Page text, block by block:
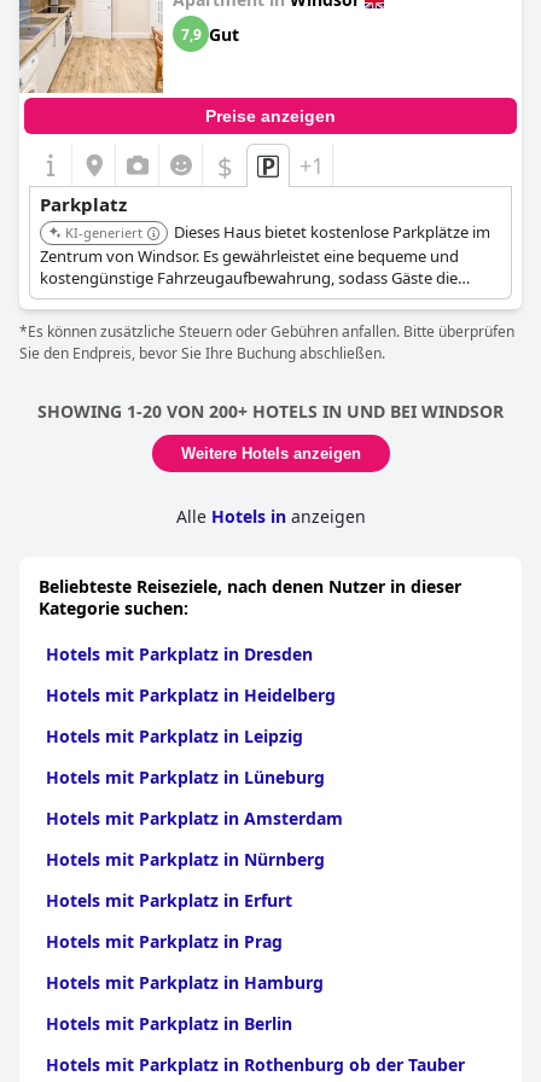
7,9 Gut
Preise anzeigen
$ +1
Parkplatz
KI-generiert
Dieses Haus bietet kostenlose Parkplätze im
Zentrum von Windsor. Es gewährleistet eine bequeme und
kostengünstige Fahrzeugaufbewahrung, sodass Gäste die
lokalen Attraktionen ohne Parkplatzsorgen leicht erreichen
können.
*Es können zusätzliche Steuern oder Gebühren anfallen. Bitte überprüfen
Sie den Endpreis, bevor Sie Ihre Buchung abschließen.
SHOWING 1-20 VON 200+ HOTELS IN UND BEI WINDSOR
Weitere Hotels anzeigen
Alle Hotels in anzeigen
Beliebteste Reiseziele, nach denen Nutzer in dieser
Kategorie suchen:
Hotels mit Parkplatz in Dresden
Hotels mit Parkplatz in Heidelberg
Hotels mit Parkplatz in Leipzig
Hotels mit Parkplatz in Lüneburg
Hotels mit Parkplatz in Amsterdam
Hotels mit Parkplatz in Nürnberg
Hotels mit Parkplatz in Erfurt
Hotels mit Parkplatz in Prag
Hotels mit Parkplatz in Hamburg
Hotels mit Parkplatz in Berlin
Hotels mit Parkplatz in Rothenburg ob der Tauber